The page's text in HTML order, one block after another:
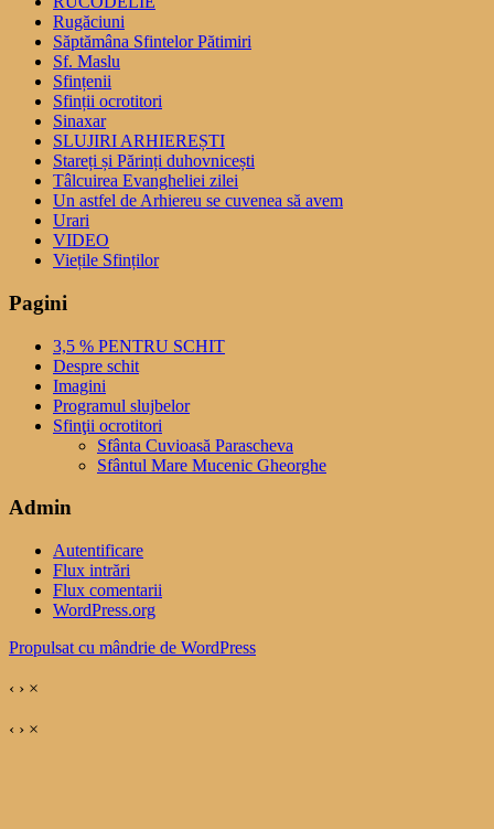
Rugăciuni
Săptămâna Sfintelor Pătimiri
Sf. Maslu
Sfințenii
Sfinții ocrotitori
Sinaxar
SLUJIRI ARHIEREȘTI
Stareți și Părinți duhovnicești
Tâlcuirea Evangheliei zilei
Un astfel de Arhiereu se cuvenea să avem
Urari
VIDEO
Viețile Sfinților
Pagini
3,5 % PENTRU SCHIT
Despre schit
Imagini
Programul slujbelor
Sfinţii ocrotitori
Sfânta Cuvioasă Parascheva
Sfântul Mare Mucenic Gheorghe
Admin
Autentificare
Flux intrări
Flux comentarii
WordPress.org
Propulsat cu mândrie de WordPress
‹ › ×
‹ › ×